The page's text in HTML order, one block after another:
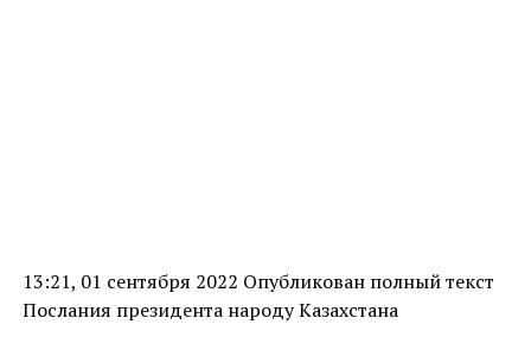
13:21, 01 сентября 2022 Опубликован полный текст
Послания президента народу Казахстана